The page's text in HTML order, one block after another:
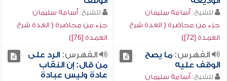
للشيخ: أسامة سليمان
جزء من محاضرة ( العدة شرح
العمدة [72])
للشيخ: أسامة سليمان
جزء من محاضرة ( العدة شرح
العمدة [76])
الفهرس:ما يصح
الوقف عليه
للشيخ: أسامة سليمان
الفهرس:الرد على
من قال: إن النقاب
عادة وليس عبادة